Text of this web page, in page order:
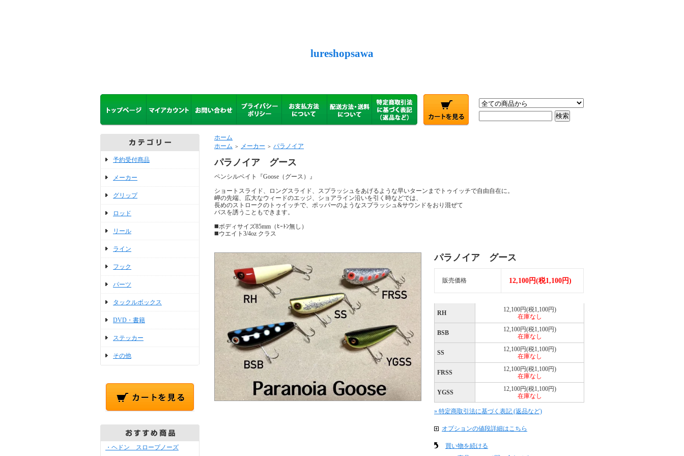
lureshopsawa
予約受付商品
メーカー
グリップ
ロッド
リール
ライン
フック
パーツ
タックルボックス
DVD・書籍
ステッカー
その他
・ヘドン スロープノーズ
ホーム
ホーム ＞ メーカー ＞ パラノイア
パラノイア グース
ペンシルベイト『Goose（グース）』
ショートスライド、ロングスライド、スプラッシュをあげるような早いターンまでトゥイッチで自由自在に。
岬の先端、広大なウィードのエッジ、ショアライン沿いを引く時などでは、
長めのストロークのトゥイッチで、ポッパーのようなスプラッシュ&サウンドをおり混ぜて
バスを誘うこともできます。
◼️ボディサイズ85mm（ﾋｰﾄﾝ無し）
◼️ウエイト3/4oz クラス
パラノイア グース
販売価格 12,100円(税1,100円)
RH
12,100円(税1,100円)
在庫なし
BSB
12,100円(税1,100円)
在庫なし
SS
12,100円(税1,100円)
在庫なし
FRSS
12,100円(税1,100円)
在庫なし
YGSS
12,100円(税1,100円)
在庫なし
» 特定商取引法に基づく表記 (返品など)
オプションの値段詳細はこちら
買い物を続ける